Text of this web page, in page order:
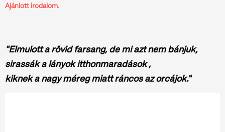
Ajánlott irodalom.
"Elmulott a rövid farsang, de mi azt nem bánjuk,
sirassák a lányok itthonmaradások ,
kiknek a nagy méreg miatt ráncos az orcájok."